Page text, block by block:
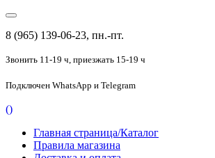
8 (965) 139-06-23, пн.-пт.
Звонить 11-19 ч, приезжать 15-19 ч
Подключен WhatsApp и Telegram
()
Главная страница/Каталог
Правила магазина